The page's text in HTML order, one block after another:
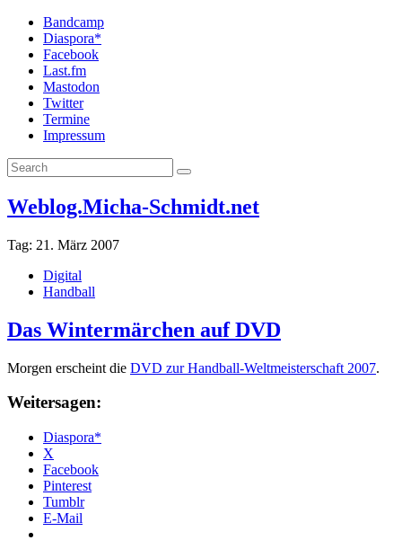
Bandcamp
Diaspora*
Facebook
Last.fm
Mastodon
Twitter
Termine
Impressum
Weblog.Micha-Schmidt.net
Tag: 21. März 2007
Digital
Handball
Das Wintermärchen auf DVD
Morgen erscheint die DVD zur Handball-Weltmeisterschaft 2007.
Weitersagen:
Diaspora*
X
Facebook
Pinterest
Tumblr
E-Mail